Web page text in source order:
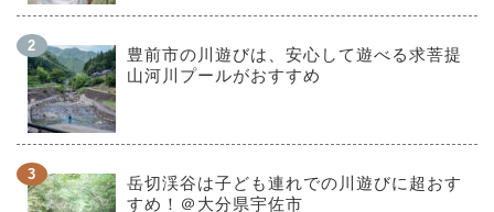
豊前市の川遊びは、安心して遊べる求菩提
山河川プールがおすすめ
岳切渓谷は子ども連れでの川遊びに超おす
すめ！＠大分県宇佐市